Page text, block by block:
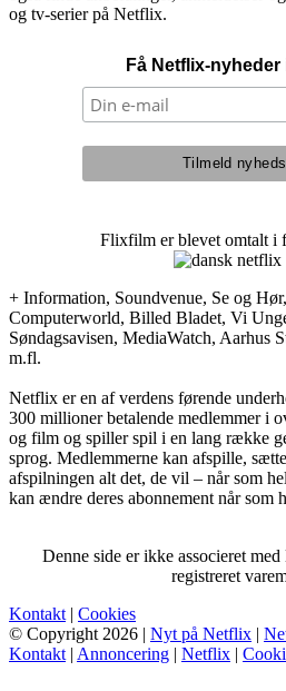
og tv-serier på Netflix.
Få Netflix-
Flixfilm er blevet omtalt i
+ Information, Soundvenue, Se og
Computerworld, Billed Bladet, Vi
Søndagsavisen, MediaWatch, Aarhus
m.fl.
Netflix er en af verdens førende
300 millioner betalende medlemmer i
og film og spiller spil i en lang række
sprog. Medlemmerne kan afspille,
afspilningen alt det, de vil – når som
kan ændre deres abonnement når som
Denne side er ikke associeret
registreret
Kontakt | Cookies
© Copyright 2026 | Nyt på Netflix |
Kontakt | Annoncering | Netflix |